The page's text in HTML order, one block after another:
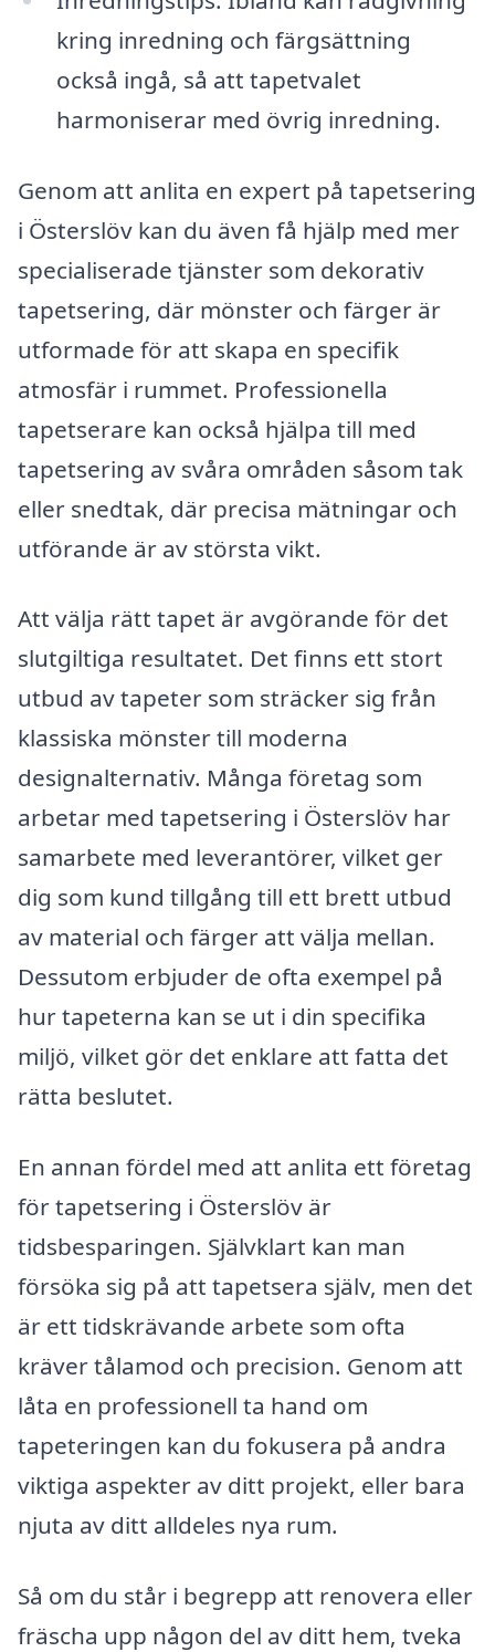
kring inredning och färgsättning
också ingå, så att tapetvalet
harmoniserar med övrig inredning.
Genom att anlita en expert på tapetsering
i Österslöv kan du även få hjälp med mer
specialiserade tjänster som dekorativ
tapetsering, där mönster och färger är
utformade för att skapa en specifik
atmosfär i rummet. Professionella
tapetserare kan också hjälpa till med
tapetsering av svåra områden såsom tak
eller snedtak, där precisa mätningar och
utförande är av största vikt.
Att välja rätt tapet är avgörande för det
slutgiltiga resultatet. Det finns ett stort
utbud av tapeter som sträcker sig från
klassiska mönster till moderna
designalternativ. Många företag som
arbetar med tapetsering i Österslöv har
samarbete med leverantörer, vilket ger
dig som kund tillgång till ett brett utbud
av material och färger att välja mellan.
Dessutom erbjuder de ofta exempel på
hur tapeterna kan se ut i din specifika
miljö, vilket gör det enklare att fatta det
rätta beslutet.
En annan fördel med att anlita ett företag
för tapetsering i Österslöv är
tidsbesparingen. Självklart kan man
försöka sig på att tapetsera själv, men det
är ett tidskrävande arbete som ofta
kräver tålamod och precision. Genom att
låta en professionell ta hand om
tapeteringen kan du fokusera på andra
viktiga aspekter av ditt projekt, eller bara
njuta av ditt alldeles nya rum.
Så om du står i begrepp att renovera eller
fräscha upp någon del av ditt hem, tveka